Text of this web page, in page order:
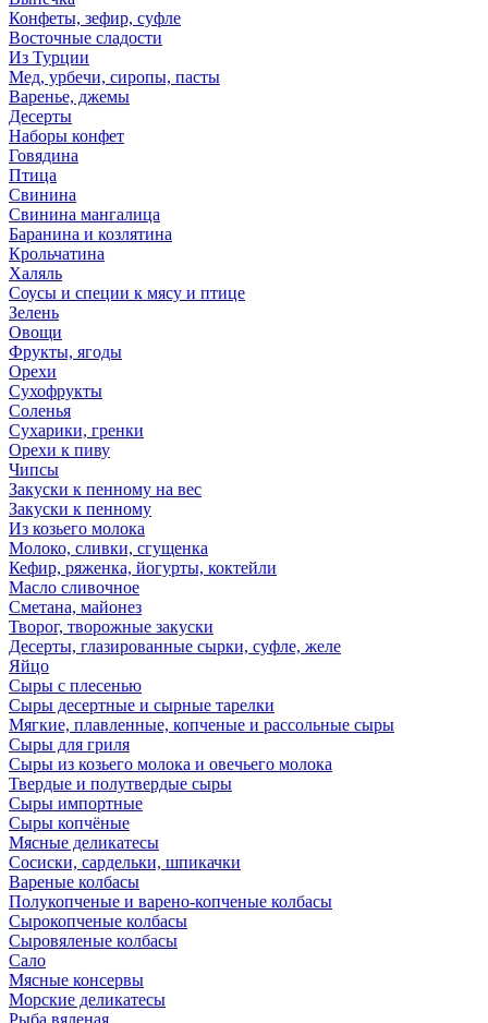
Конфеты, зефир, суфле
Восточные сладости
Из Турции
Мед, урбечи, сиропы, пасты
Варенье, джемы
Десерты
Наборы конфет
Говядина
Птица
Свинина
Свинина мангалица
Баранина и козлятина
Крольчатина
Халяль
Соусы и специи к мясу и птице
Зелень
Овощи
Фрукты, ягоды
Орехи
Сухофрукты
Соленья
Сухарики, гренки
Орехи к пиву
Чипсы
Закуски к пенному на вес
Закуски к пенному
Из козьего молока
Молоко, сливки, сгущенка
Кефир, ряженка, йогурты, коктейли
Масло сливочное
Сметана, майонез
Творог, творожные закуски
Десерты, глазированные сырки, суфле, желе
Яйцо
Сыры с плесенью
Сыры десертные и сырные тарелки
Мягкие, плавленные, копченые и рассольные сыры
Сыры для гриля
Сыры из козьего молока и овечьего молока
Твердые и полутвердые сыры
Сыры импортные
Сыры копчёные
Мясные деликатесы
Сосиски, сардельки, шпикачки
Вареные колбасы
Полукопченые и варено-копченые колбасы
Сырокопченые колбасы
Сыровяленые колбасы
Сало
Мясные консервы
Морские деликатесы
Рыба вяленая